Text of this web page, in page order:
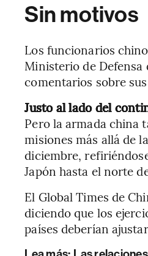
Sin motivos
Los funcionarios
Ministerio de
comentarios sobre
Justo al lado del
Pero la armada china
misiones más allá de
diciembre,
Japón hasta el norte
El Global Times de
diciendo que los
países deberían